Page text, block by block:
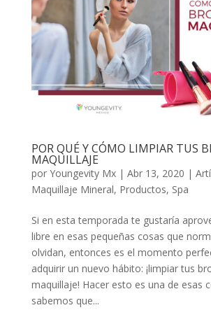
POR QUÉ Y CÓMO LIMPIAR TUS
MAQUILLAJE
por Youngevity Mx| Abr 13, 2020 |
Maquillaje Mineral, Productos, Spa
Si en esta temporada te gustaría
libre en esas pequeñas cosas que
olvidan, entonces es el momento
adquirir un nuevo hábito: ¡limpiar tus
maquillaje! Hacer esto es una de esas
sabemos que...